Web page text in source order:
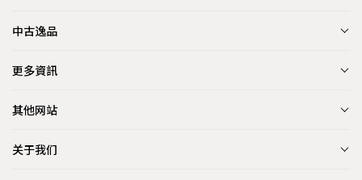
中古逸品
更多資訊
其他网站
关于我们